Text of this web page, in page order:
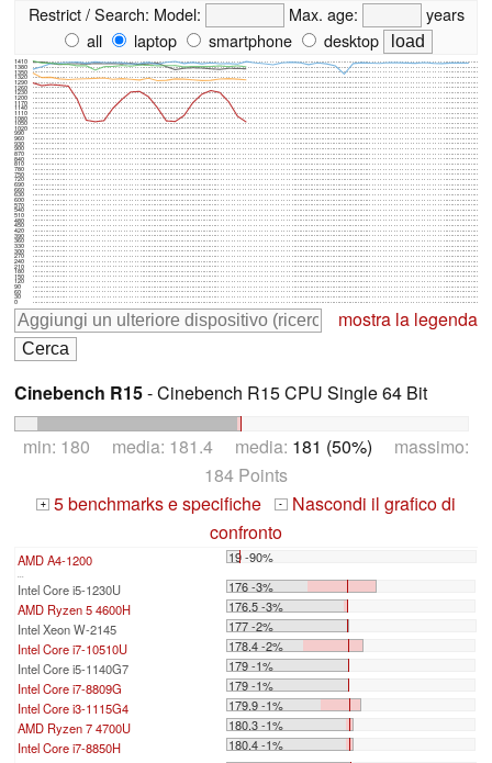
Restrict / Search: Model: Max. age:
years
all
laptop smartphone desktop
0
30
60
90
120
150
180
210
240
270
300
330
360
390
420
450
480
510
540
570
600
630
660
690
720
750
780
810
840
870
900
930
960
990
1020
1050
1080
1110
1140
1170
1200
1230
1260
1290
1320
1350
1380
1410
mostra la legenda
Cinebench R15- Cinebench R15 CPU Single 64 Bit
min: 180 media: 181.4 media: 181 (50%) massimo:
184 Points
+ 5 benchmarks e specifiche - Nascondi il grafico di
confronto
AMD A4-1200 19 -90%
Intel Core i5-1230U
176 -3%
AMD Ryzen 5 4600H
176.5 -3%
Intel Xeon W-2145
177 -2%
Intel Core i7-10510U
178.4 -2%
Intel Core i5-1140G7
179 -1%
Intel Core i7-8809G
179 -1%
Intel Core i3-1115G4
179.9 -1%
AMD Ryzen 7 4700U
180.3 -1%
Intel Core i7-8850H
180.4 -1%